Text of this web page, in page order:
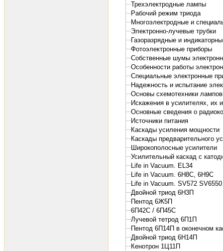
Трехэлектродные лампы
Рабочий режим триода
Многоэлектродные и
Электронно-лучевые трубки
Газоразрядные и
Фотоэлектронные приборы
Собственные шумы
Особенности работы
Специальные электронные
Надежность и испытание
Основы схемотехники
Искажения в усилителях, их
Основные сведения о
Источники питания
Каскады усиления мощности
Каскады предварительного
Широкополосные усилители
Усилительный каскад с
Life in Vacuum. EL34
Life in Vacuum. 6H8C, 6H9C
Life in Vacuum. SV572
Двойной триод 6Н3П
Пентод 6Ж5П
6П42С / 6П45С
Лучевой тетрод 6П1П
Пентод 6П14П в оконечном
Двойной триод 6Н14П
Кенотрон 1Ц11П